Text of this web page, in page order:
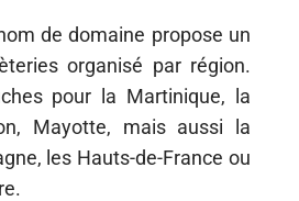
de domaine propose un
organisé par région.
pour la Martinique, la
Mayotte, mais aussi la
les Hauts-de-France ou